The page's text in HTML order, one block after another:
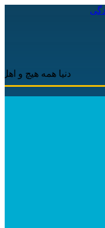
دنیا همه هیچ و اهل